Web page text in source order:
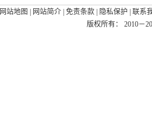
网站地图
网站简介 免责条款 隐私保护
联系
版权所有： 2010－